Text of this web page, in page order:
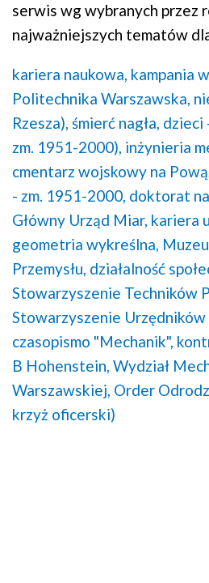
serwis wg wybranych przez
najważniejszych tematów
kariera naukowa, kampania
Politechnika Warszawska,
Rzesza), śmierć nagła, dzieci
zm. 1951-2000), inżynieria
cmentarz wojskowy na
- zm. 1951-2000, doktorat
Główny Urząd Miar, kariera
geometria wykreślna,
Przemysłu, działalność
Stowarzyszenie Techników
Stowarzyszenie
czasopismo "Mechanik",
B Hohenstein, Wydział
Warszawskiej, Order
krzyż oficerski)